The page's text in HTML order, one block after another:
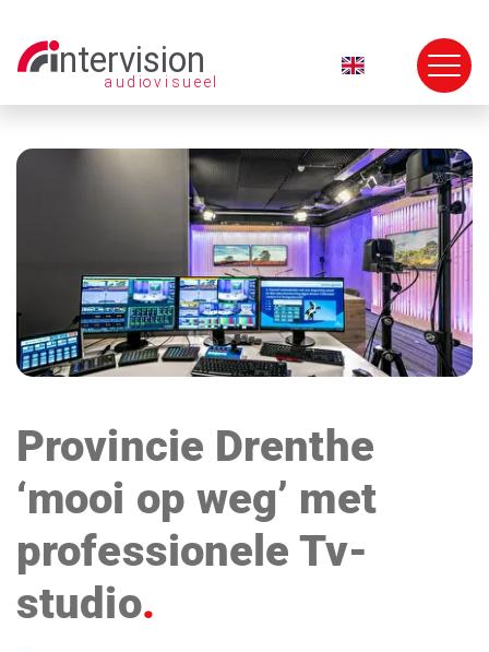
overslaan
Provincie Drenthe
‘mooi op weg’ met
professionele Tv-
studio